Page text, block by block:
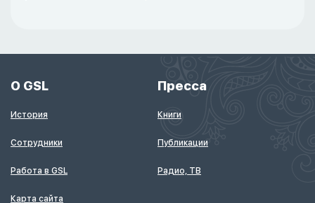
О GSL
История
Сотрудники
Работа в GSL
Карта сайта
Пресса
Книги
Публикации
Радио, ТВ